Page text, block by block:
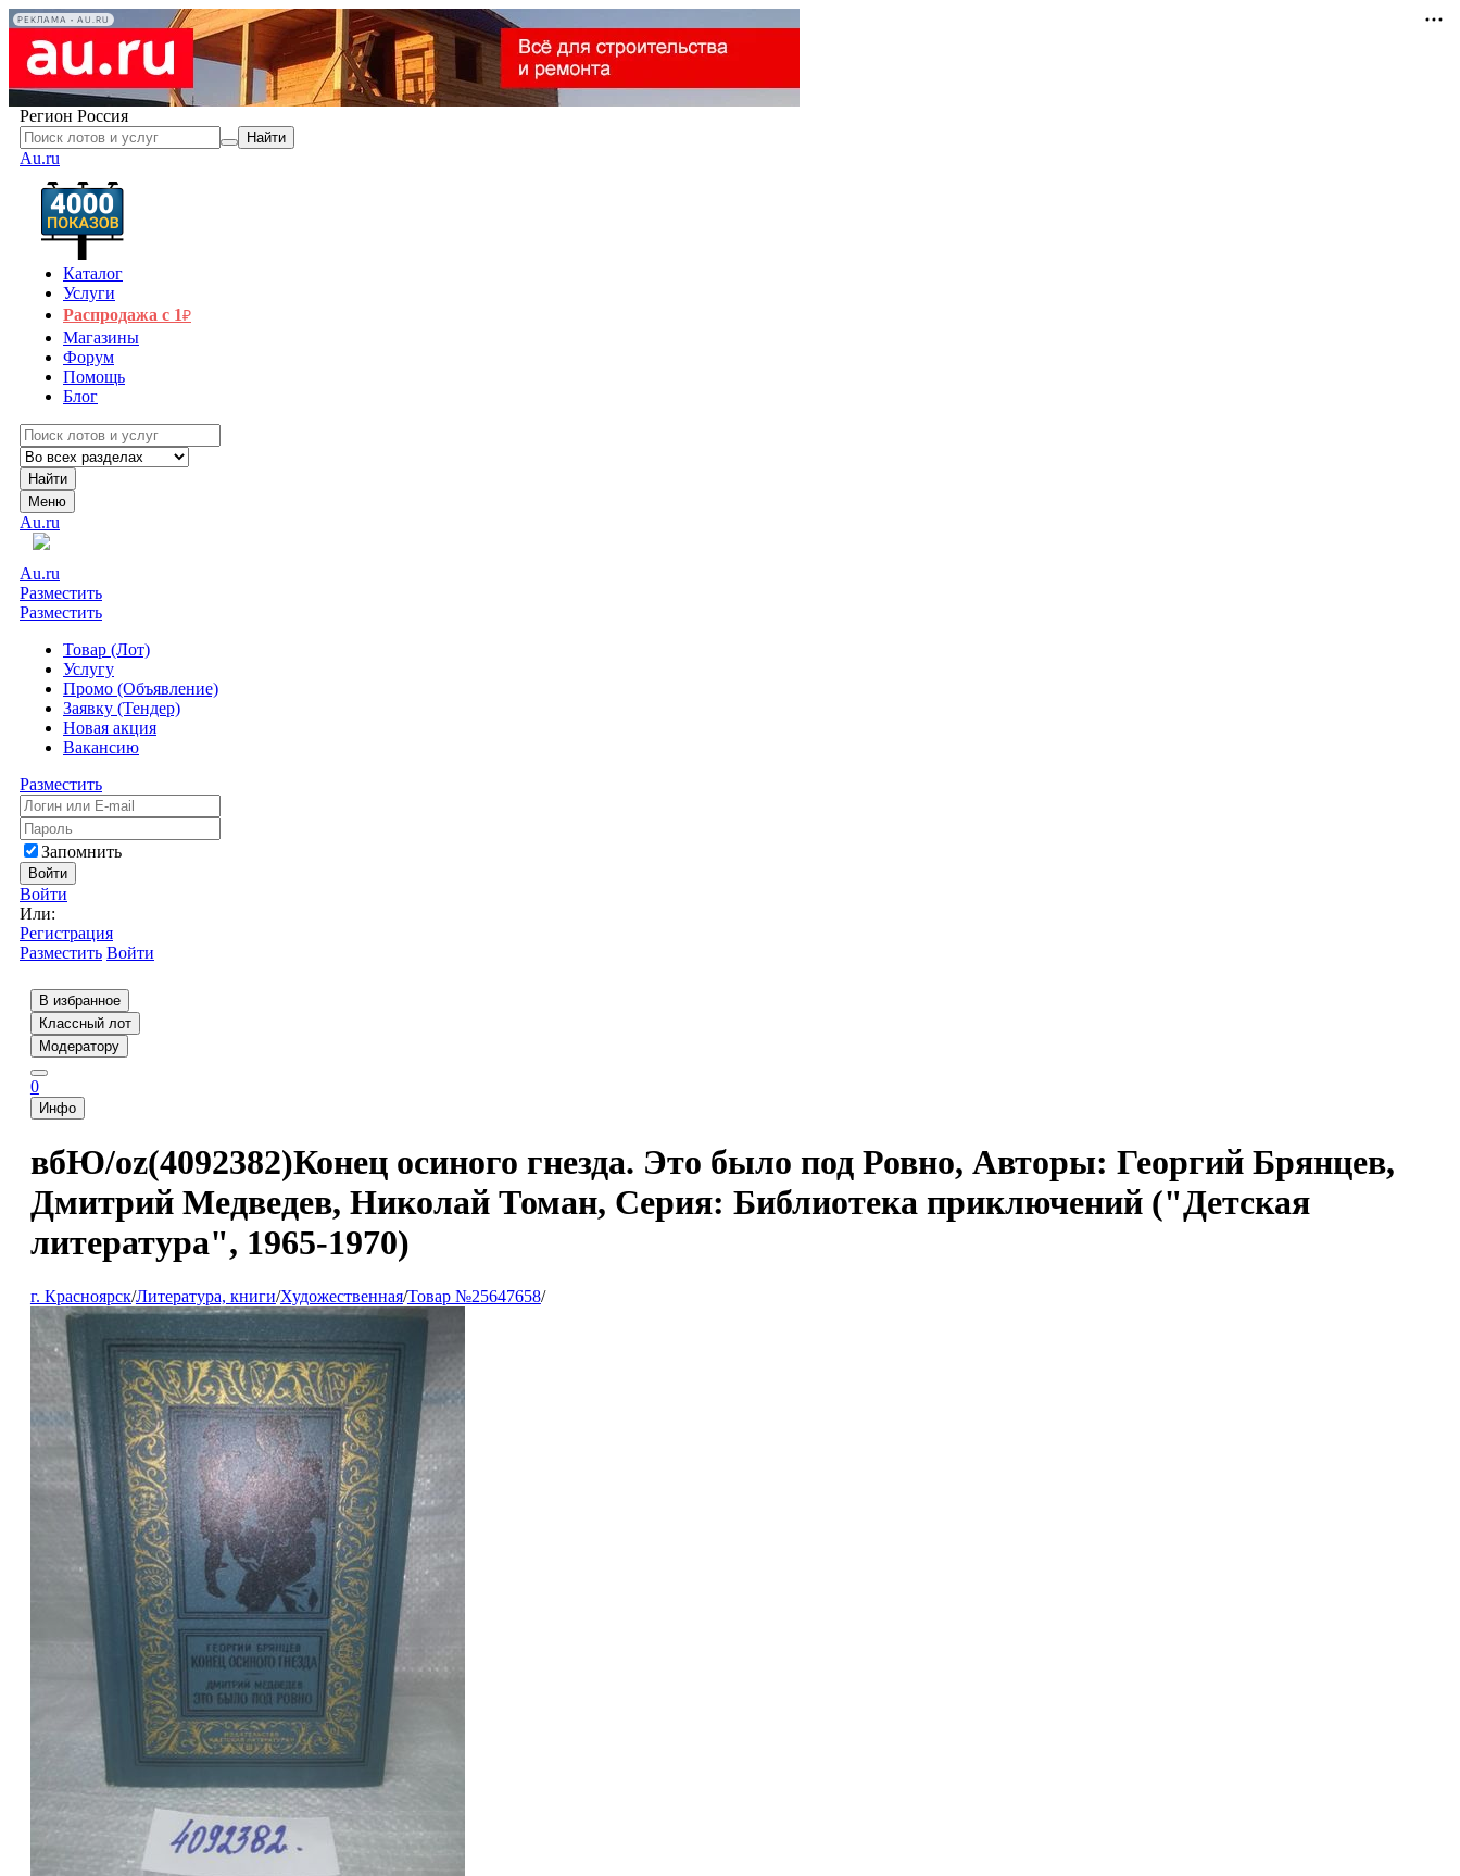
РЕКЛАМА • AU.RU
Регион Россия
Найти
Au.ru
Каталог
Услуги
Распродажа с 1₽
Магазины
Форум
Помощь
Блог
Найти
Меню
Au.ru
Au.ru
Разместить
Разместить
Товар (Лот)
Услугу
Промо (Объявление)
Заявку (Тендер)
Новая акция
Вакансию
Разместить
Запомнить
Войти
Войти
Или:
Регистрация
Разместить Войти
В избранное
Классный лот
Модератору
0
Инфо
вбЮ/oz(4092382)Конец осиного гнезда. Это было под Ровно, Авторы: Георгий Брянцев,
Дмитрий Медведев, Николай Томан, Серия: Библиотека приключений ("Детская
литература", 1965-1970)
г. Красноярск/Литература, книги/Художественная/Товар №25647658/